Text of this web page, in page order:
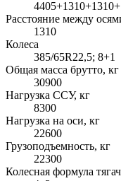
Расстояние между
1310
Колеса
385/65R22,5; 8+1
Общая масса брутто, кг
30900
Нагрузка ССУ, кг
8300
Нагрузка на оси, кг
22600
Грузоподъемность, кг
22300
Колесная формула